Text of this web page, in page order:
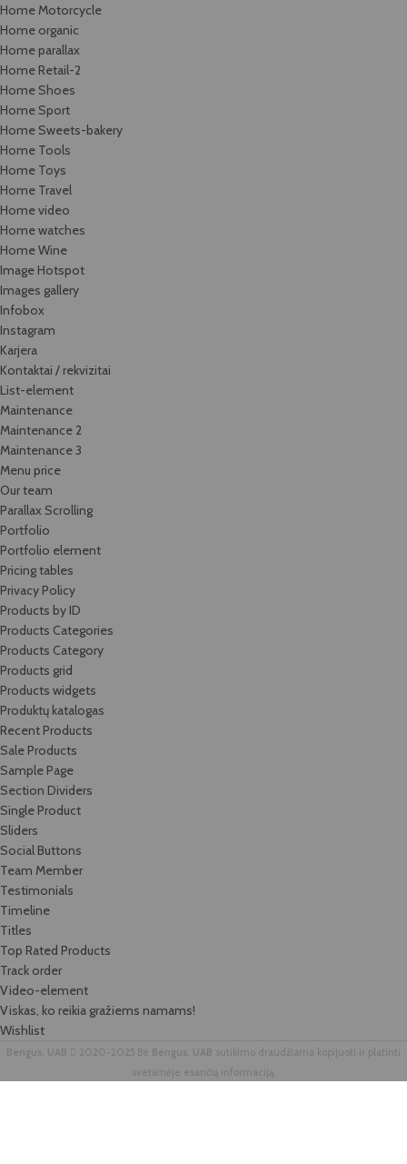
Home Motorcycle
Home organic
Home parallax
Home Retail-2
Home Shoes
Home Sport
Home Sweets-bakery
Home Tools
Home Toys
Home Travel
Home video
Home watches
Home Wine
Image Hotspot
Images gallery
Infobox
Instagram
Karjera
Kontaktai / rekvizitai
List-element
Maintenance
Maintenance 2
Maintenance 3
Menu price
Our team
Parallax Scrolling
Portfolio
Portfolio element
Pricing tables
Privacy Policy
Products by ID
Products Categories
Products Category
Products grid
Products widgets
Produktų katalogas
Recent Products
Sale Products
Sample Page
Section Dividers
Single Product
Sliders
Social Buttons
Team Member
Testimonials
Timeline
Titles
Top Rated Products
Track order
Video-element
Viskas, ko reikia gražiems namams!
Wishlist
Bengus, UAB 2020-2025 Be Bengus, UAB sutikimo draudžiama kopijuoti ir platinti
svetainėje esančią informaciją.